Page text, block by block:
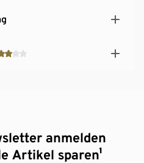
anmelden
Artikel sparen¹